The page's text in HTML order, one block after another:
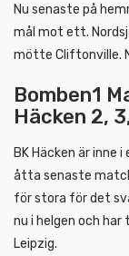
Nu senaste på
mål mot ett.
mötte Cliftonville.
Bomben1
Häcken 2,
BK Häcken är inne
åtta senaste
för stora för det
nu i helgen och
Leipzig.